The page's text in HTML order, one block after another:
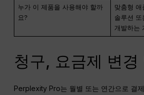
누가 이 제품을 사용해야 할까
요?
맞춤형 애
솔루션 또
개발하는
청구, 요금제 변경
Perplexity Pro는 월별 또는 연간으로 결